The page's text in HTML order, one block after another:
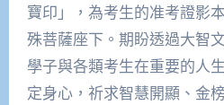
寶印」，為考生的准考證影
殊菩薩座下。期盼透過大智
學子與各類考生在重要的人
定身心，祈求智慧開顯、金